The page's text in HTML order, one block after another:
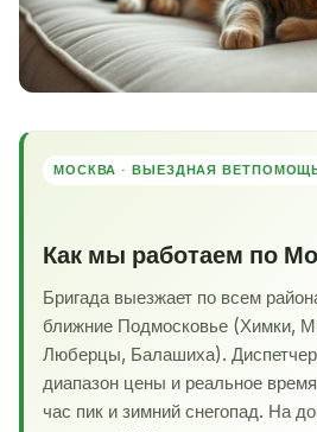
МОСКВА · ВЫЕЗДНАЯ
Как мы работаем по
Бригада выезжает по всем
ближние Подмосковье (Химки,
Люберцы, Балашиха). Диспетчер
диапазон цены и реальное
час пик и зимний снегопад. На